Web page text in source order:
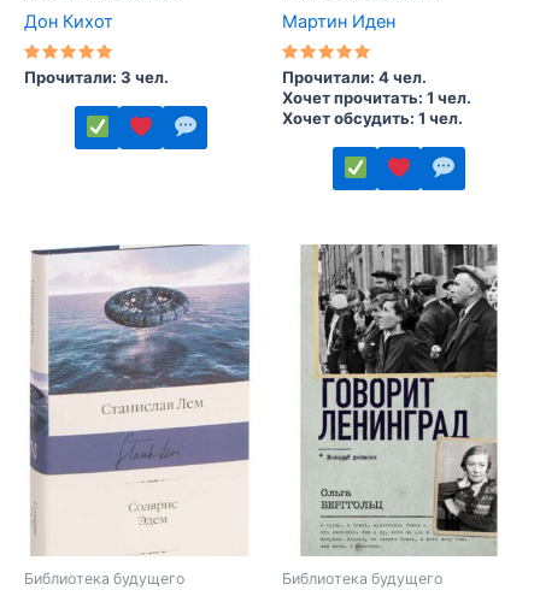
Дон Кихот
Оценка
5.00
Прочитали: 3 чел.
несколько
вариаций.
Опции
можно
выбрать
на
странице
товара.
Мартин Иден
Оценка
5.00
из 5
Прочитали: 4 чел.
Хочет прочитать: 1 чел.
Хочет обсудить: 1 чел.
товар
имеет
несколько
вариаций.
Опции
можно
выбрать
товара.
Библиотека будущего Библиотека будущего